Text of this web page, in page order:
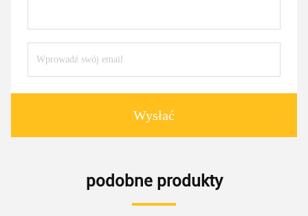
Wysłać
podobne produkty